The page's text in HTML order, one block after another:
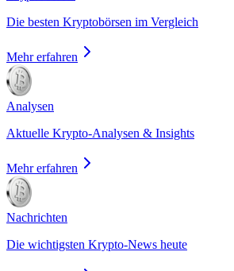
Die besten Kryptobörsen im Vergleich
Mehr erfahren
Analysen
Aktuelle Krypto-Analysen & Insights
Mehr erfahren
Nachrichten
Die wichtigsten Krypto-News heute